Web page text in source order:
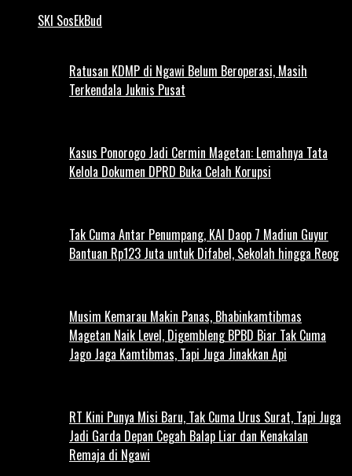
SKI SosEkBud
Ratusan KDMP di Ngawi Belum Beroperasi, Masih
Terkendala Juknis Pusat
Kasus Ponorogo Jadi Cermin Magetan: Lemahnya Tata
Kelola Dokumen DPRD Buka Celah Korupsi
Tak Cuma Antar Penumpang, KAI Daop 7 Madiun Guyur
Bantuan Rp123 Juta untuk Difabel, Sekolah hingga Reog
Musim Kemarau Makin Panas, Bhabinkamtibmas
Magetan Naik Level, Digembleng BPBD Biar Tak Cuma
Jago Jaga Kamtibmas, Tapi Juga Jinakkan Api
RT Kini Punya Misi Baru, Tak Cuma Urus Surat, Tapi Juga
Jadi Garda Depan Cegah Balap Liar dan Kenakalan
Remaja di Ngawi